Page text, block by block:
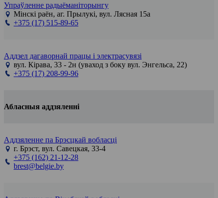
Упраўленне радыёманіторынгу
Мінскі раён, аг. Прылукі, вул. Лясная 15а
+375 (17) 515-89-65
Аддзел дагаворнай працы і электрасувязі
вул. Кірава, 33 - 2н (уваход з боку вул. Энгельса, 22)
+375 (17) 208-99-96
Абласныя аддзяленні
Аддзяленне па Брэсцкай вобласці
г. Брэст, вул. Савецкая, 33-4
+375 (162) 21-12-28
brest@belgie.by